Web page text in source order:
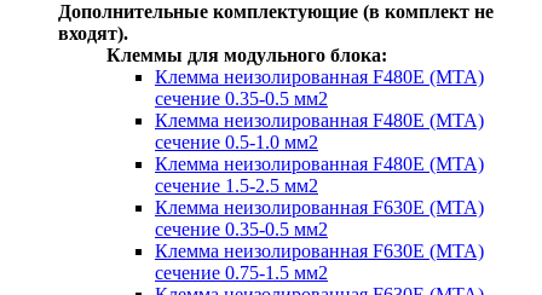
Дополнительные комплектующие (в комплект не
входят).
Клеммы для модульного блока:
Клемма неизолированная F480E (MTA)
сечение 0.35-0.5 мм2
Клемма неизолированная F480E (MTA)
сечение 0.5-1.0 мм2
Клемма неизолированная F480E (MTA)
сечение 1.5-2.5 мм2
Клемма неизолированная F630E (MTA)
сечение 0.35-0.5 мм2
Клемма неизолированная F630E (MTA)
сечение 0.75-1.5 мм2